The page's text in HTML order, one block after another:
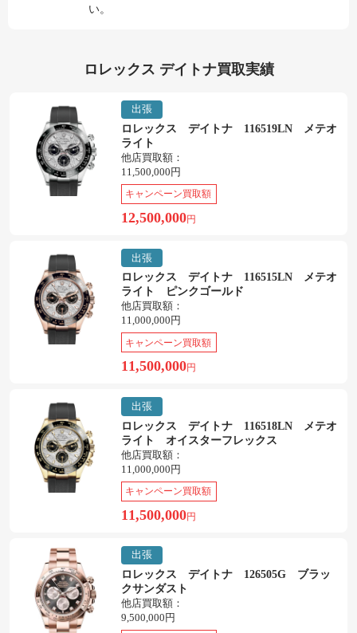
い。
ロレックス デイトナ買取実績
出張
ロレックス デイトナ 116519LN メテオ
ライト
他店買取額：
11,500,000円
キャンペーン買取額
12,500,000円
出張
ロレックス デイトナ 116515LN メテオ
ライト ピンクゴールド
他店買取額：
11,000,000円
キャンペーン買取額
11,500,000円
出張
ロレックス デイトナ 116518LN メテオ
ライト オイスターフレックス
他店買取額：
11,000,000円
キャンペーン買取額
11,500,000円
出張
ロレックス デイトナ 126505G ブラッ
クサンダスト
他店買取額：
9,500,000円